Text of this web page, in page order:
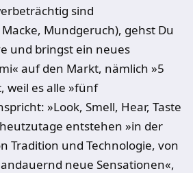
sind
Mundgeruch), gehst Du
und bringst ein neues
auf den Markt, nämlich »5
weil es alle »fünf
»Look, Smell, Hear, Taste
entstehen »in der
Tradition und Technologie, von
neue Sensationen«,